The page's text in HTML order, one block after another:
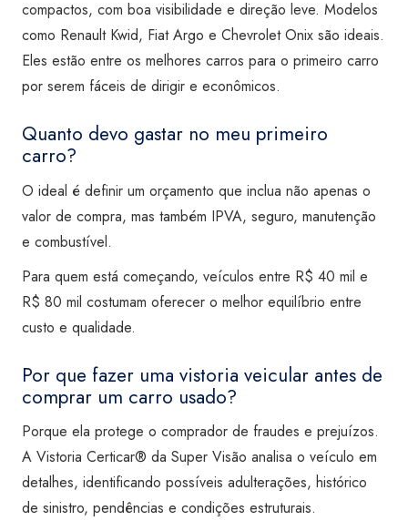
compactos, com boa visibilidade e direção leve. Modelos
como Renault Kwid, Fiat Argo e Chevrolet Onix são ideais.
Eles estão entre os melhores carros para o primeiro carro
por serem fáceis de dirigir e econômicos.
Quanto devo gastar no meu primeiro
carro?
O ideal é definir um orçamento que inclua não apenas o
valor de compra, mas também IPVA, seguro, manutenção
e combustível.
Para quem está começando, veículos entre R$ 40 mil e
R$ 80 mil costumam oferecer o melhor equilíbrio entre
custo e qualidade.
Por que fazer uma vistoria veicular antes de
comprar um carro usado?
Porque ela protege o comprador de fraudes e prejuízos.
A Vistoria Certicar® da Super Visão analisa o veículo em
detalhes, identificando possíveis adulterações, histórico
de sinistro, pendências e condições estruturais.